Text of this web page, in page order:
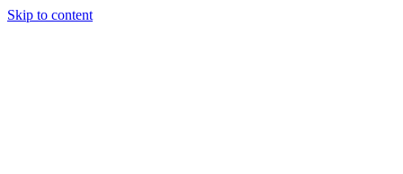
Skip to content